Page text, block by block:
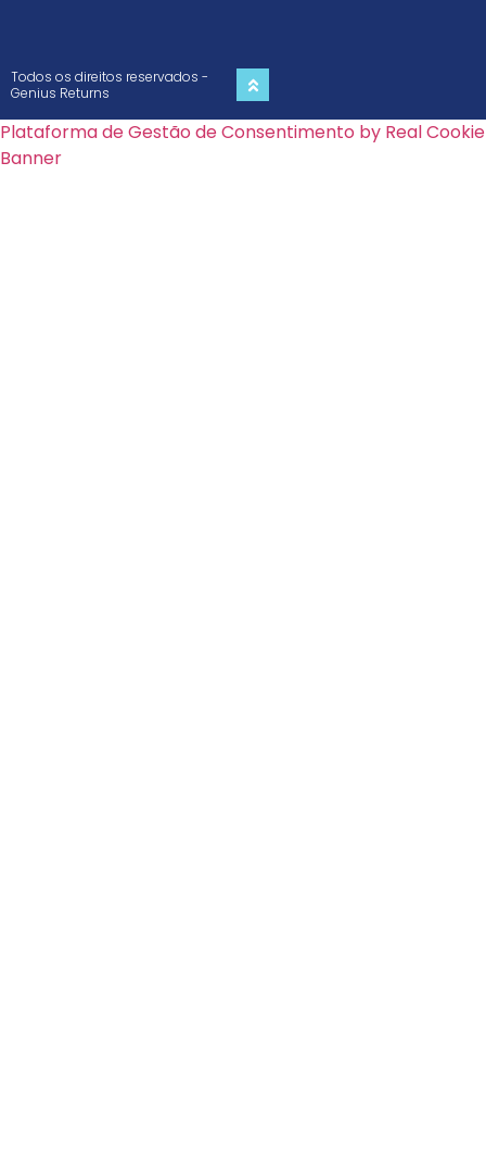
Todos os direitos reservados -
Genius Returns
Plataforma de Gestão de Consentimento by Real Cookie
Banner